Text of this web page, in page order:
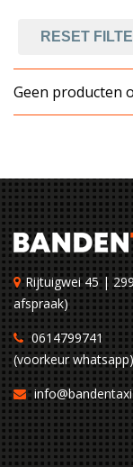
RESET
Geen producten
Rijtuigwei 45 |
afspraak)
0614799741
(voorkeur whatsapp)